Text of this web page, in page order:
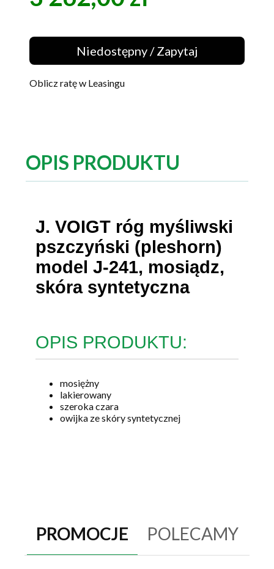
Niedostępny / Zapytaj
Oblicz ratę w Leasingu
OPIS PRODUKTU
J. VOIGT róg myśliwski
pszczyński (pleshorn)
model J-241, mosiądz,
skóra syntetyczna
OPIS PRODUKTU:
mosiężny
lakierowany
szeroka czara
owijka ze skóry syntetycznej
PROMOCJE POLECAMY